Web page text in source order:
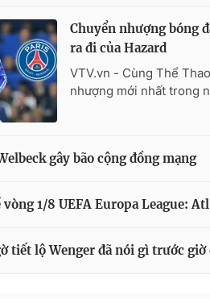
Chuyển nhượng bóng
ra đi của Hazard
VTV.vn - Cùng Thể
nhượng mới nhất trong
gây bão cộng đồng mạng
vòng 1/8 UEFA Europa League:
tiết lộ Wenger đã nói gì trước